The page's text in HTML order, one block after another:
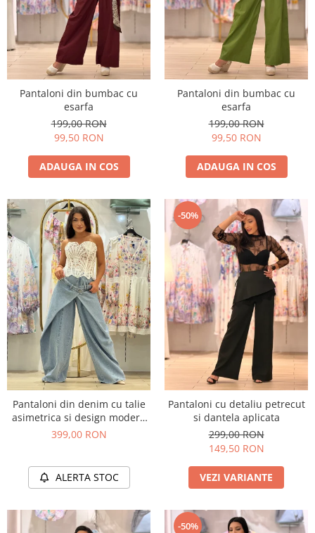
Pantaloni din bumbac cu
esarfa
199,00 RON
99,50 RON
ADAUGA IN COS
Pantaloni din bumbac cu
esarfa
199,00 RON
99,50 RON
ADAUGA IN COS
Pantaloni din denim cu talie
asimetrica si design modern
suprapus
399,00 RON
ALERTA STOC
-50%
Pantaloni cu detaliu petrecut
si dantela aplicata
299,00 RON
149,50 RON
VEZI VARIANTE
-50%